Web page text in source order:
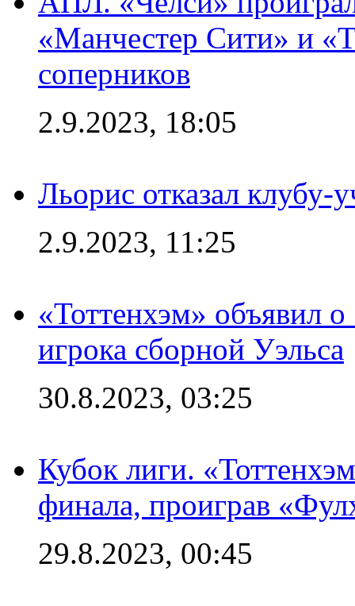
«Манчестер Сити» и
соперников
2.9.2023, 18:05
Льорис отказал клубу-
2.9.2023, 11:25
«Тоттенхэм» объявил
игрока сборной Уэльса
30.8.2023, 03:25
Кубок лиги.
финала, проиграв
29.8.2023, 00:45